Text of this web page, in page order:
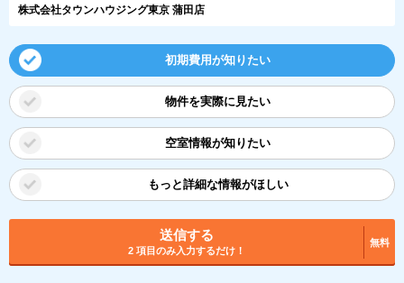
株式会社タウンハウジング東京 蒲田店
初期費用が知りたい
物件を実際に見たい
空室情報が知りたい
もっと詳細な情報がほしい
送信する
2 項目のみ入力するだけ！
無料